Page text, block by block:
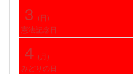
3 (日)
憲法記念日
4 (月)
みどりの日